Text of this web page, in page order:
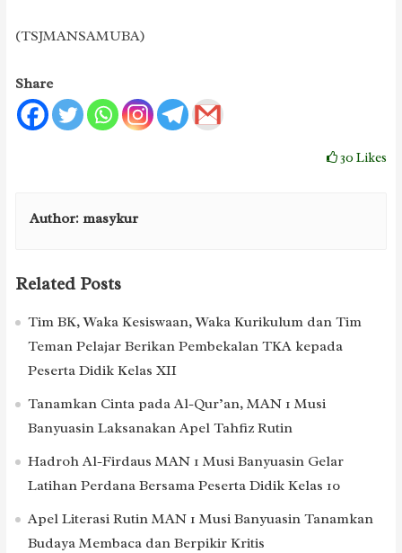
(TSJMANSAMUBA)
Share
30Likes
Author: masykur
Related Posts
Tim BK, Waka Kesiswaan, Waka Kurikulum dan Tim
Teman Pelajar Berikan Pembekalan TKA kepada
Peserta Didik Kelas XII
Tanamkan Cinta pada Al-Qur’an, MAN 1 Musi
Banyuasin Laksanakan Apel Tahfiz Rutin
Hadroh Al-Firdaus MAN 1 Musi Banyuasin Gelar
Latihan Perdana Bersama Peserta Didik Kelas 10
Apel Literasi Rutin MAN 1 Musi Banyuasin Tanamkan
Budaya Membaca dan Berpikir Kritis